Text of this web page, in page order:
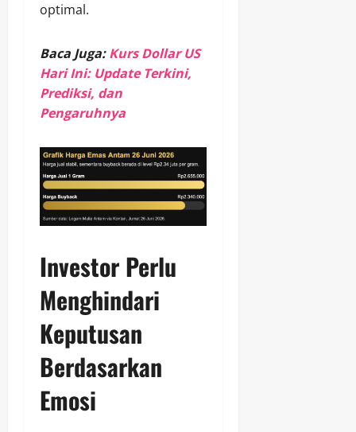
optimal.
Baca Juga: Kurs Dollar US
Hari Ini: Update Terkini,
Prediksi, dan
Pengaruhnya
Investor Perlu
Menghindari
Keputusan
Berdasarkan
Emosi